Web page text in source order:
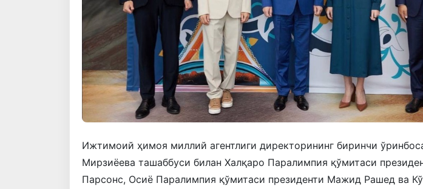
Ижтимоий ҳимоя миллий агентлиги директорининг биринчи
Мирзиёева ташаббуси билан Халқаро Паралимпия қўмитаси
Парсонс, Осиё Паралимпия қўмитаси президенти Мажид Рашед ва